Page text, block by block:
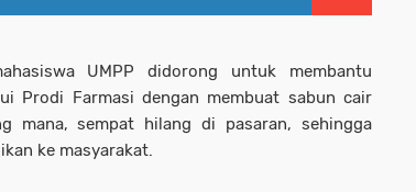
UMPP didorong untuk membantu
Prodi Farmasi dengan membuat sabun cair
mana, sempat hilang di pasaran, sehingga
ke masyarakat.